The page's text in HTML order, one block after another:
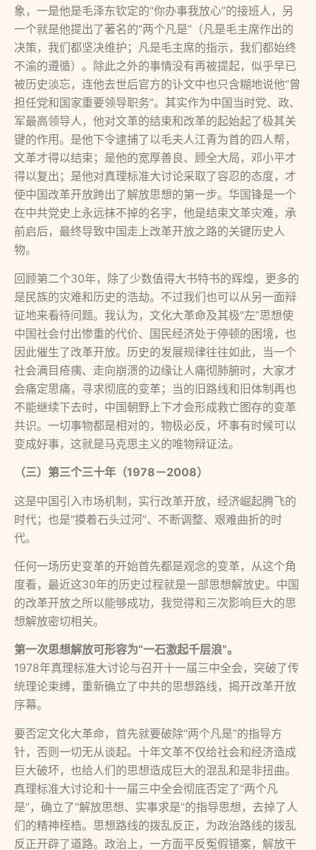
象，一是他是毛泽东钦定的“你办事我放心”的接班人，另
一个就是他提出了著名的“两个凡是”（凡是毛主席作出的
决策，我们都坚决维护；凡是毛主席的指示，我们都始终
不渝的遵循）。除此之外的事情没有再被提起，似乎早已
被历史淡忘，连他去世后官方的讣文中也只含糊地说他“曾
担任党和国家重要领导职务”。其实作为中国当时党、政、
军最高领导人，他对文革的结束和改革的起始起了极其关
键的作用。是他下令逮捕了以毛夫人江青为首的四人帮，
文革才得以结束；是他的宽厚善良、顾全大局，邓小平才
得以复出；是他对真理标准大讨论采取了容忍的态度，才
使中国改革开放跨出了解放思想的第一步。华国锋是一个
在中共党史上永远抹不掉的名字，他是结束文革灾难，承
前启后，最终导致中国走上改革开放之路的关键历史人
物。
回顾第二个30年，除了少数值得大书特书的辉煌，更多的
是民族的灾难和历史的浩劫。不过我们也可以从另一面辩
证地来看待问题。我认为，文化大革命及其极“左”思想使
中国社会付出惨重的代价、国民经济处于停顿的困境，也
因此催生了改革开放。历史的发展规律往往如此，当一个
社会满目疮痍、走向崩溃的边缘让人痛彻肺腑时，大家才
会痛定思痛，寻求彻底的变革；当的旧路线和旧体制再也
不能继续下去时，中国朝野上下才会形成救亡图存的变革
共识。一切事物都是相对的，物极必反，坏事有时候可以
变成好事，这就是马克思主义的唯物辩证法。
（三）第三个三十年（1978－2008）
这是中国引入市场机制，实行改革开放，经济崛起腾飞的
时代；也是“摸着石头过河”、不断调整、艰难曲折的时
代。
任何一场历史变革的开始首先都是观念的变革，从这个角
度看，最近这30年的历史过程就是一部思想解放史。中国
的改革开放之所以能够成功，我觉得和三次影响巨大的思
想解放密切相关。
第一次思想解放可形容为“一石激起千层浪”。
1978年真理标准大讨论与召开十一届三中全会，突破了传
统理论束缚，重新确立了中共的思想路线，揭开改革开放
序幕。
要否定文化大革命，首先就要破除“两个凡是”的指导方
针，否则一切无从谈起。十年文革不仅给社会和经济造成
巨大破坏，也给人们的思想造成巨大的混乱和是非扭曲。
真理标准大讨论和十一届三中全会彻底否定了“两个凡
是”，确立了“解放思想、实事求是”的指导思想，去掉了人
们的精神桎梏。思想路线的拨乱反正，为政治路线的拨乱
反正开辟了道路。政治上，一方面平反冤假错案，解放干